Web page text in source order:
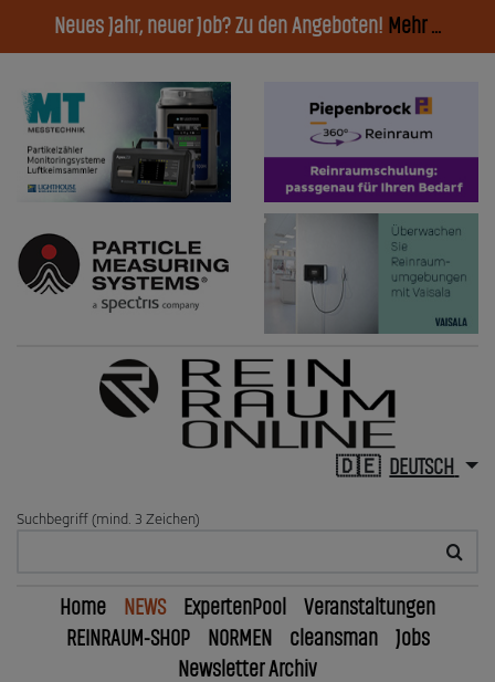
Neues Jahr, neuer Job? Zu den Angeboten! Mehr ...
DEUTSCH
Suchbegriff (mind. 3 Zeichen)
Home NEWS ExpertenPool
Veranstaltungen
REINRAUM-SHOP
NORMEN cleansman
Jobs
Newsletter Archiv